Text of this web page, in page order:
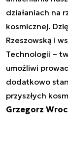
działaniach na
kosmicznej.
Rzeszowską i
Technologii –
umożliwi
dodatkowo
przyszłych
Grzegorz